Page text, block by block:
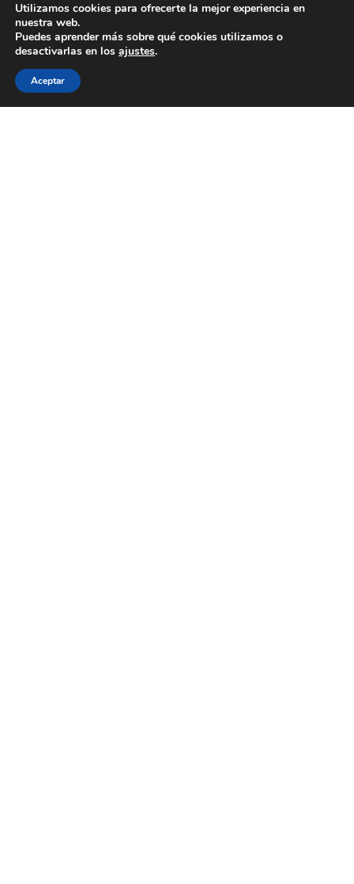
Utilizamos cookies para ofrecerte la mejor experiencia en
nuestra web.
Puedes aprender más sobre qué cookies utilizamos o
desactivarlas en los ajustes.
Aceptar